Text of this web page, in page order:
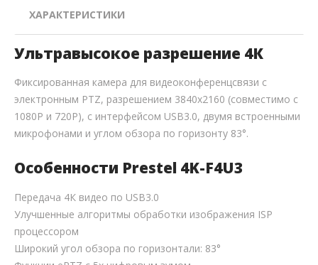
ХАРАКТЕРИСТИКИ
Ультравысокое разрешение 4К
Фиксированная камера для видеоконференцсвязи с
электронным PTZ, разрешением 3840x2160 (совместимо с
1080P и 720P), с интерфейсом USB3.0, двумя встроенными
микрофонами и углом обзора по горизонту 83°.
Особенности Prestel 4K-F4U3
Передача 4К видео по USB3.0
Улучшенные алгоритмы обработки изображения ISP
процессором
Широкий угол обзора по горизонтали: 83°